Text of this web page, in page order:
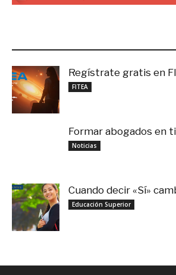
Regístrate gratis en
FITEA
Formar abogados en
Noticias
Cuando decir «Sí»
Educación Superior